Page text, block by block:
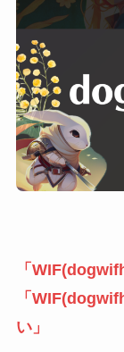
「
「
い」